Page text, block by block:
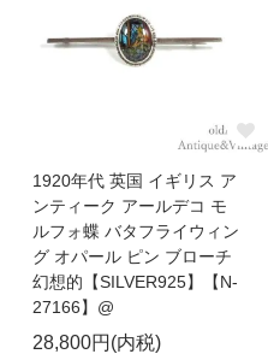
1920年代 英国 イギリス ア
ンティーク アールデコ モ
ルフォ蝶 バタフライウィン
グ オパール ピン ブローチ
幻想的【SILVER925】【N-
27166】@
28,800円(内税)